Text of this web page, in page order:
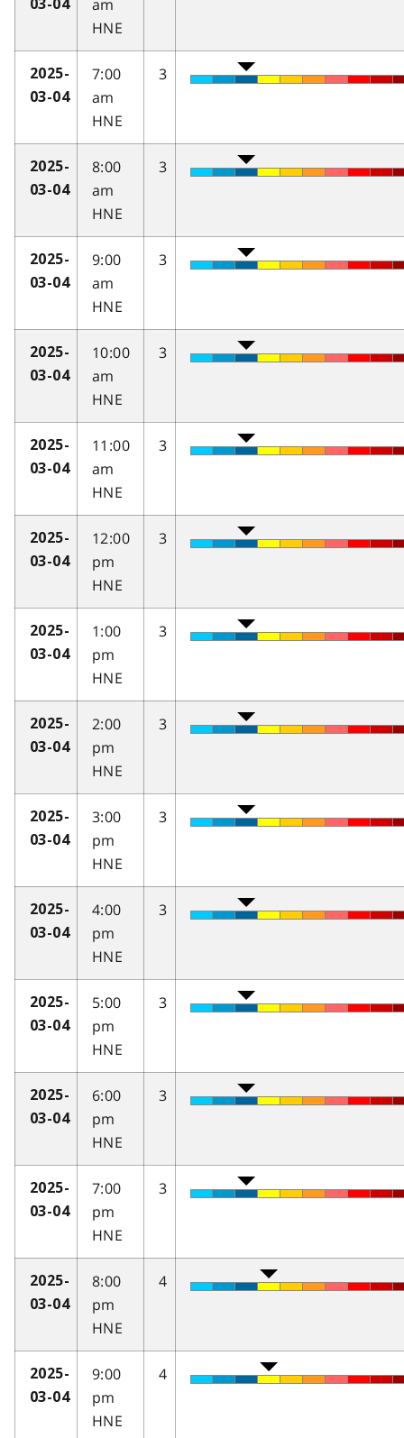
03-04
am
HNE
2025-
03-04
7:00
am
HNE
3
2025-
03-04
8:00
am
HNE
3
2025-
03-04
9:00
am
HNE
3
2025-
03-04
10:00
am
HNE
3
2025-
03-04
11:00
am
HNE
3
2025-
03-04
12:00
pm
HNE
3
2025-
03-04
1:00
pm
HNE
3
2025-
03-04
2:00
pm
HNE
3
2025-
03-04
3:00
pm
HNE
3
2025-
03-04
4:00
pm
HNE
3
2025-
03-04
5:00
pm
HNE
3
2025-
03-04
6:00
pm
HNE
3
2025-
03-04
7:00
pm
HNE
3
2025-
03-04
8:00
pm
HNE
4
2025-
03-04
9:00
pm
HNE
4